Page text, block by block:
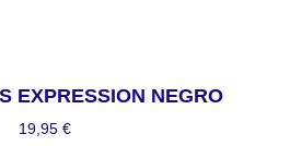
EXPRESSION NEGRO
19,95 €